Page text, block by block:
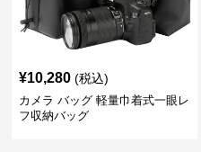
¥10,280 (税込)
カメラ バッグ 軽量巾着式一眼レ
フ収納バッグ